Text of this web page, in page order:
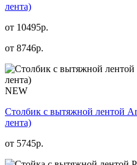
лента)
от 10495р.
от 8746р.
NEW
Столбик с вытяжной лентой
лента)
от 5745р.